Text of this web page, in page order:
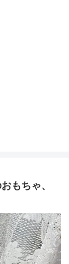
もちゃ、